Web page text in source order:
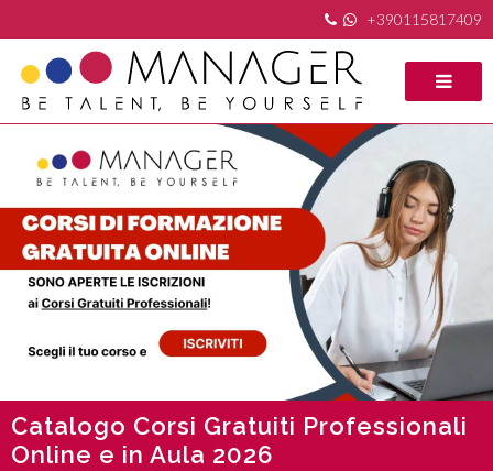
+390115817409
Catalogo Corsi Gratuiti Professionali
Online e in Aula 2026